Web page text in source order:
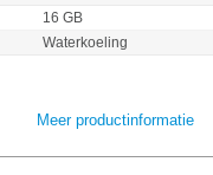
16 GB
Waterkoeling
Meer productinformatie